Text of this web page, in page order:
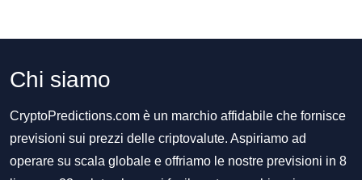
Chi siamo
CryptoPredictions.com è un marchio affidabile che fornisce
previsioni sui prezzi delle criptovalute. Aspiriamo ad
operare su scala globale e offriamo le nostre previsioni in 8